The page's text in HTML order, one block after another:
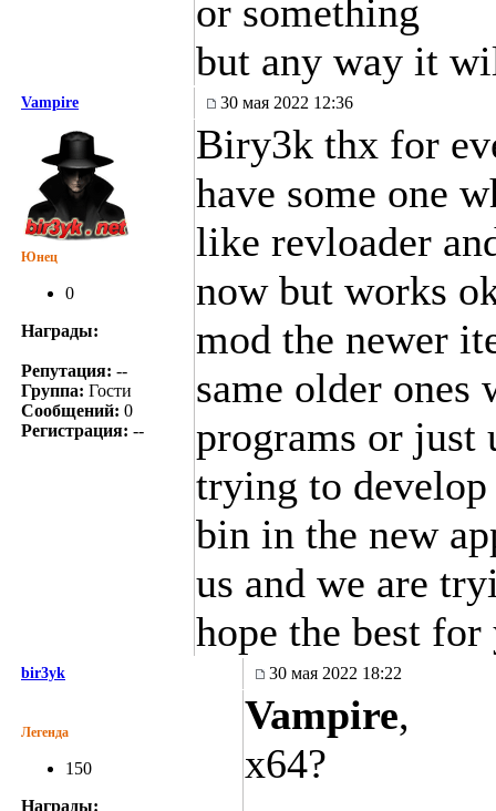
or something
but any way it
Vampire 30 мая 2022 12:36
Юнец
0
Награды:
Репутация: --
Группа: Гости
Сообщений: 0
Регистрация: --
Biry3k thx for
have some one
like revloader
now but works
mod the newer
same older ones
programs or just
trying to
bin in the new
us and we are
hope the best
bir3yk 30 мая 2022 18:22
Легенда
150
Награды:
Vampire,
x64?